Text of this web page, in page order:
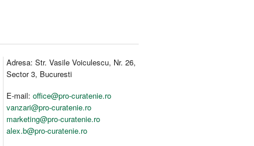
Adresa: Str. Vasile Voiculescu, Nr. 26,
Sector 3, Bucuresti
E-mail: office@pro-curatenie.ro
vanzari@pro-curatenie.ro
marketing@pro-curatenie.ro
alex.b@pro-curatenie.ro